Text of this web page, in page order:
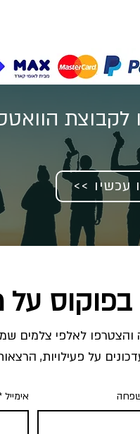
לקבוצת
עכשיו
בפוקוס
על פעילויות,
אימייל